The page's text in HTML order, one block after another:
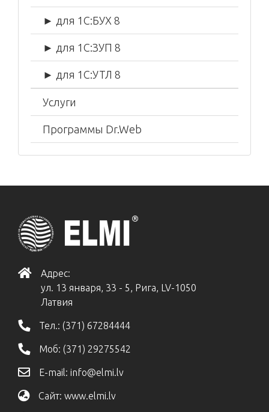
► для 1С:БУХ 8
► для 1С:ЗУП 8
► для 1С:УТЛ 8
Услуги
Программы Dr.Web
Адрес:
ул. 13 января, 33 - 5, Рига, LV-1050
Латвия
Тел.: (371) 67284444
Моб: (371) 29275542
E-mail: info@elmi.lv
Сайт: www.elmi.lv